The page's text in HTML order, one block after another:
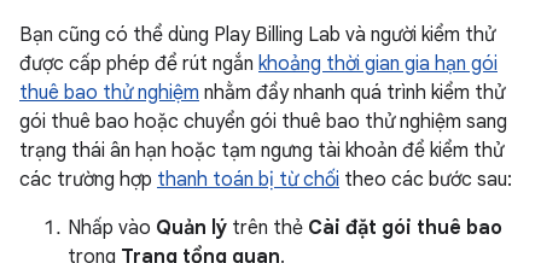
Bạn cũng có thể dùng Play Billing Lab và người kiểm thử
được cấp phép để rút ngắn khoảng thời gian gia hạn gói
thuê bao thử nghiệm nhằm đẩy nhanh quá trình kiểm thử
gói thuê bao hoặc chuyển gói thuê bao thử nghiệm sang
trạng thái ân hạn hoặc tạm ngưng tài khoản để kiểm thử
các trường hợp thanh toán bị từ chối theo các bước sau:
Nhấp vào Quản lý trên thẻ Cài đặt gói thuê bao
trong Trang tổng quan.